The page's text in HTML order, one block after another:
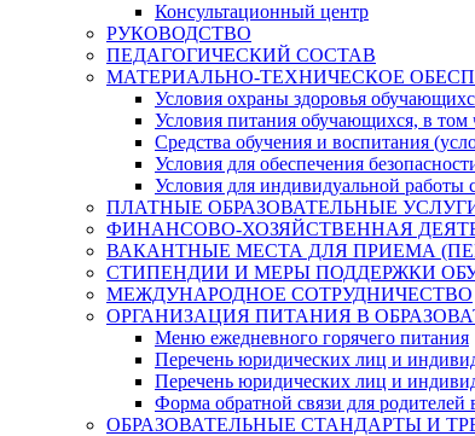
Консультационный центр
РУКОВОДСТВО
ПЕДАГОГИЧЕСКИЙ СОСТАВ
МАТЕРИАЛЬНО-ТЕХНИЧЕСКОЕ
Условия охраны здоровья
Условия питания обучающихся, в том
Средства обучения и воспитания
Условия для обеспечения
Условия для индивидуальной работы
ПЛАТНЫЕ ОБРАЗОВАТЕЛЬНЫЕ
ФИНАНСОВО-ХОЗЯЙСТВЕННАЯ
ВАКАНТНЫЕ МЕСТА ДЛЯ ПРИЕМА
СТИПЕНДИИ И МЕРЫ ПОДДЕРЖКИ
МЕЖДУНАРОДНОЕ СОТРУДНИЧЕСТВО
ОРГАНИЗАЦИЯ ПИТАНИЯ В
Меню ежедневного горячего питания
Перечень юридических лиц и
Перечень юридических лиц и
Форма обратной связи для
ОБРАЗОВАТЕЛЬНЫЕ СТАНДАРТЫ И